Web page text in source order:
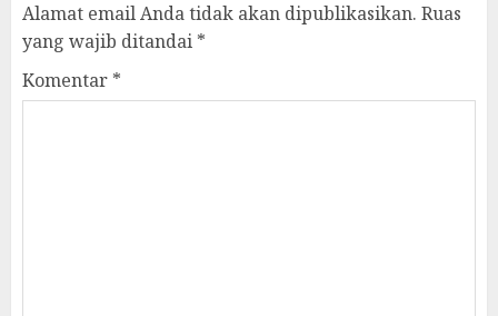
Alamat email Anda tidak akan dipublikasikan. Ruas
yang wajib ditandai *
Komentar *